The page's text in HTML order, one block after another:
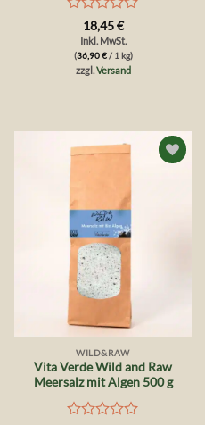
Bewertet
mit
0
von
18,45€
Inkl. MwSt.
(36,90€/ 1 kg)
zzgl.Versand
WILD&RAW
Vita Verde Wild and Raw
Meersalz mit Algen 500 g